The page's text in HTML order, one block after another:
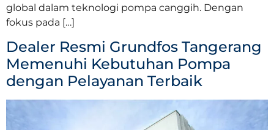
global dalam teknologi pompa canggih. Dengan
fokus pada […]
Dealer Resmi Grundfos Tangerang
Memenuhi Kebutuhan Pompa
dengan Pelayanan Terbaik